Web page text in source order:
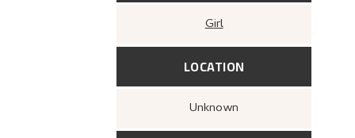
Girl
LOCATION
Unknown